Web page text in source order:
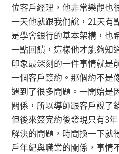
位客戶經理，他非常樂觀也
一天他就跟我們說，21天有
是學會銀行的基本架構，也
一點回饋，這樣他才能夠知
印象最深刻的一件事情就是
一個客戶簽約。那個約不是
遇到了很多問題。一開始是
關係，所以導師跟客戶說了
但後來簽完約後發現只有3
解決的問題，時間換一下就
戶年紀與職業的關係，事情